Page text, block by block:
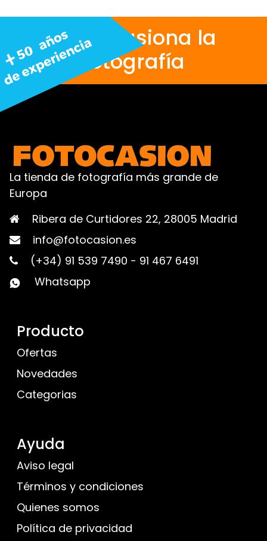
Nos apasiona la
fotografía
La tienda de fotografía más grande de
Europa
Ribera de Curtidores 22, 28005 Madrid
info@fotocasion.es
(+34) 91 539 7490 - 91 467 6491
Whatsapp
Producto
Ofertas
Novedades
Categorias
Ayuda
Aviso legal
Términos y condiciones
Quienes somos
Política de privacidad